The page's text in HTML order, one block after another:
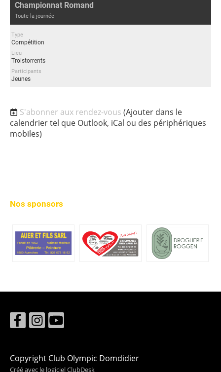
Championnat Romand
Toute la journée
Type
Compétition
Lieu
Troistorrents
Participants
Jeunes
S'abonner aux rendez-vous (Ajouter dans le
calendrier tel que Outlook, iCal ou des périphériques
mobiles)
Nos sponsors
Copyright Club Olympic Domdidier
Créé avec le logiciel ClubDesk